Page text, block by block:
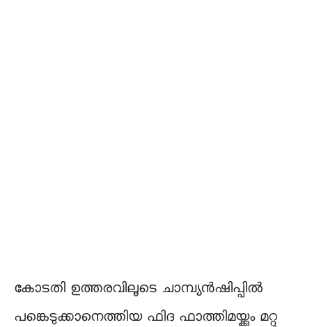
കോടതി ഉത്തരവിലൂടെ ചാമ്പ്യൻഷിപ്പിൽ
പങ്കെടുക്കാനെത്തിയ ഫിദ ഫാത്തിമയ്ക്കും മറ്റു